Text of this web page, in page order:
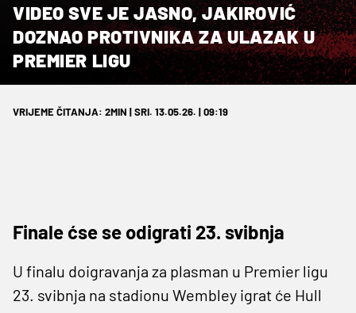
VIDEO SVE JE JASNO, JAKIROVIĆ
DOZNAO PROTIVNIKA ZA ULAZAK U
PREMIER LIGU
VRIJEME ČITANJA: 2MIN | SRI. 13.05.26. | 09:19
Finale ćse se odigrati 23. svibnja
U finalu doigravanja za plasman u Premier ligu
23. svibnja na stadionu Wembley igrat će Hull